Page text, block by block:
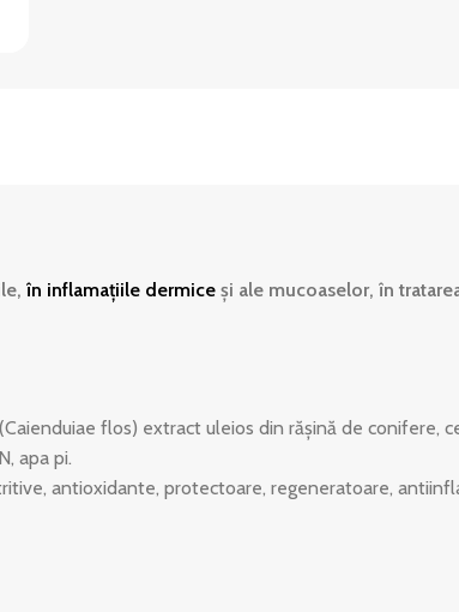
în inflamaţiile dermice şi ale mucoaselor, în
flos) extract uleios din răşină de conifere,
apa pi.
antioxidante, protectoare, regeneratoare,